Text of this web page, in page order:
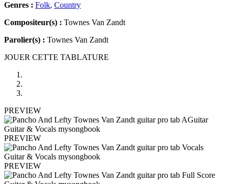
Genres : Folk, Country
Compositeur(s) : Townes Van Zandt
Parolier(s) : Townes Van Zandt
JOUER CETTE TABLATURE
PREVIEW
PREVIEW
PREVIEW